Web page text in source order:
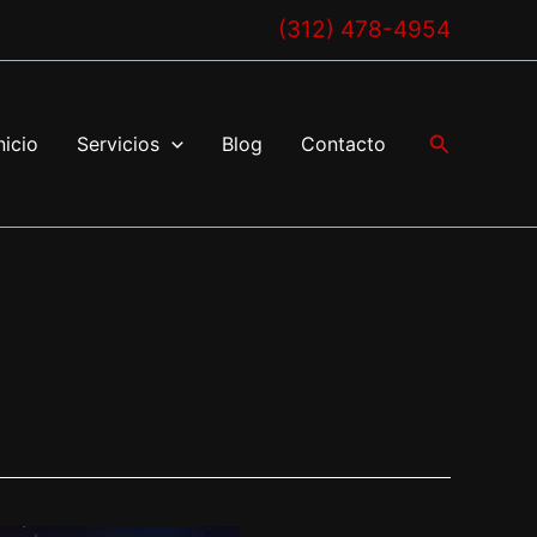
(312) 478-4954
Servicios Blog Contacto Buscar